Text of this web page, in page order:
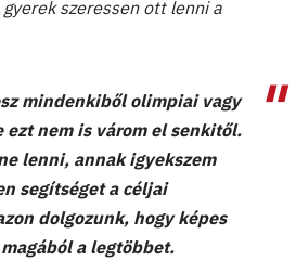
szeressen ott lenni a
mindenkiből olimpiai vagy
ezt nem is várom el senkitől.
lenni, annak igyekszem
segítséget a céljai
dolgozunk, hogy képes
a legtöbbet.